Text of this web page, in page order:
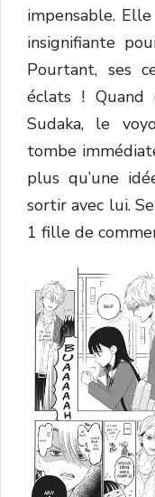
impensable.
insignifiante
Pourtant, ses
éclats !
Sudaka, le
tombe
plus qu’une
sortir avec lui.
1 fille de